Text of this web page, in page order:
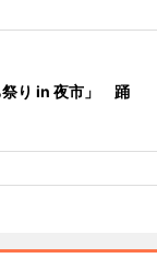
祭り in 夜市」 踊